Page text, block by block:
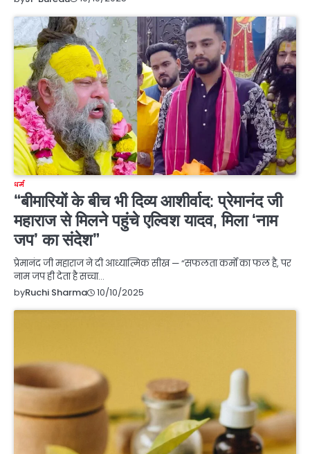
धर्म
“बीमारियों के बीच भी दिव्य आशीर्वाद: प्रेमानंद जी
महाराज से मिलने पहुंचे एल्विश यादव, मिला ‘नाम
जप’ का संदेश”
प्रेमानंद जी महाराज ने दी आध्यात्मिक सीख — “सफलता कर्मों का फल है, पर
नाम जप ही देता है सच्चा…
byRuchi Sharma 10/10/2025